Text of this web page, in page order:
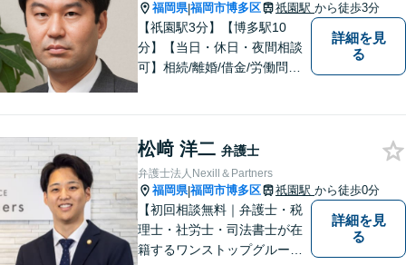
福岡県|福岡市博多区 祇園駅 から徒歩3分
【祇園駅3分】【博多駅10
分】【当日・休日・夜間相談
可】相続/離婚/借金/労働問題/
りうかがい、円滑な解決のた
めに「スピード感」を大事に
しております。
詳細を見
る
松﨑 洋二 弁護士
弁護士法人Nexill＆Partners
福岡県|福岡市博多区 祇園駅 から徒歩0分
【初回相談無料｜弁護士・税
理士・社労士・司法書士が在
籍するワンストップグルー
詳細を見
る